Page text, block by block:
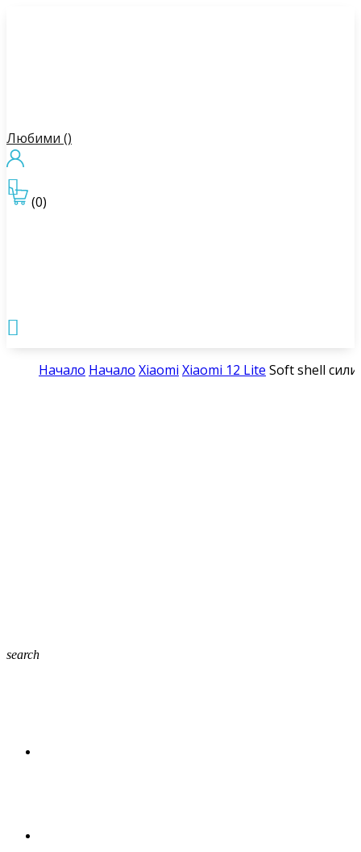
Любими ()
(0)


Начало Начало Xiaomi Xiaomi 12 Lite Soft shell
search